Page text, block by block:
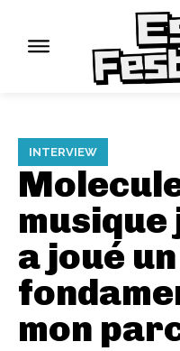
INTERVIEW
a joué
mon